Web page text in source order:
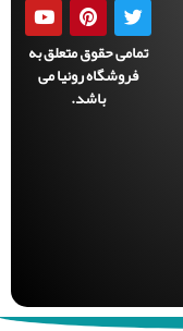
تمامی حقوق متعلق به
فروشگاه رونیا می
باشد.